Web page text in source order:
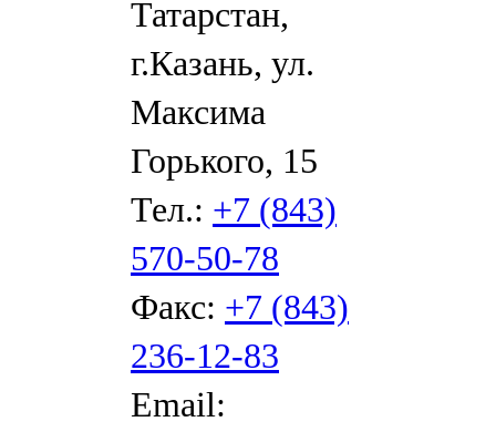
Татарстан,
г.Казань, ул.
Максима
Горького, 15
Тел.: +7 (843)
570-50-78
Факс: +7 (843)
236-12-83
Email: